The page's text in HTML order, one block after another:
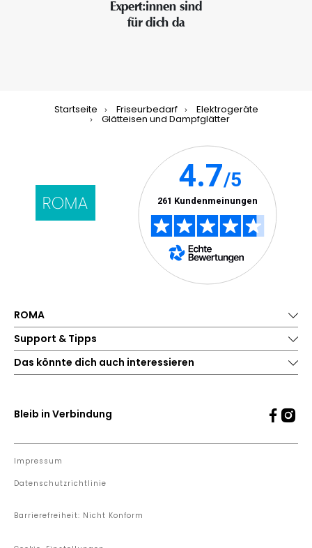
Expert:innen sind
für dich da
Startseite Friseurbedarf Elektrogeräte
Glätteisen und Dampfglätter
ROMA
Support & Tipps
Das könnte dich auch interessieren
Bleib in Verbindung
Impressum
Datenschutzrichtlinie
Barrierefreiheit: Nicht Konform